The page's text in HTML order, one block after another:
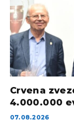
Crvena
4.000.000
07.08.2026